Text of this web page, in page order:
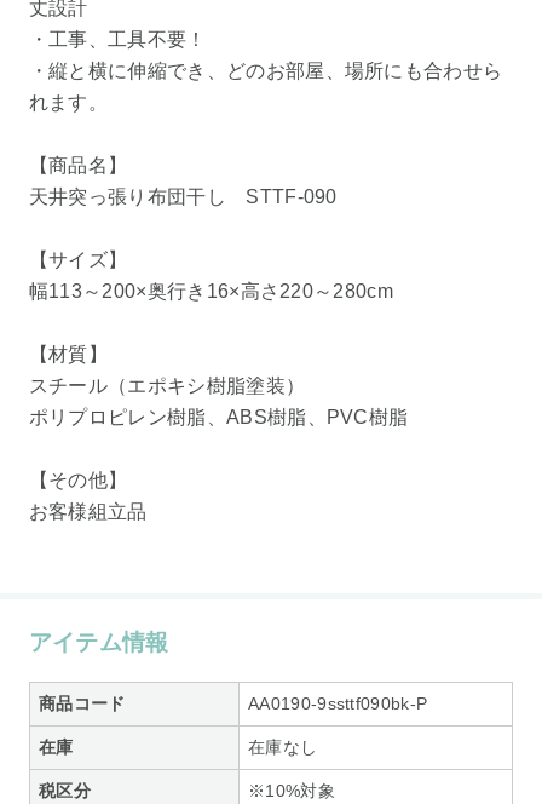
丈設計
・工事、工具不要！
・縦と横に伸縮でき、どのお部屋、場所にも合わせら
れます。
【商品名】
天井突っ張り布団干し STTF-090
【サイズ】
幅113～200×奥行き16×高さ220～280cm
【材質】
スチール（エポキシ樹脂塗装）
ポリプロピレン樹脂、ABS樹脂、PVC樹脂
【その他】
お客様組立品
アイテム情報
商品コード AA0190-9ssttf090bk-P
在庫 在庫なし
税区分 ※10%対象